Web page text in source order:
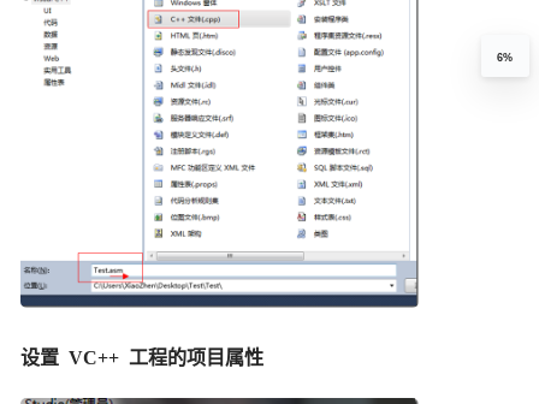
设置 VC++ 工程的项目属性
6%